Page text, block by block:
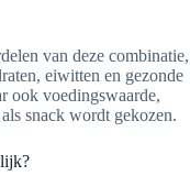
van deze combinatie,
eiwitten en gezonde
ook voedingswaarde,
snack wordt gekozen.